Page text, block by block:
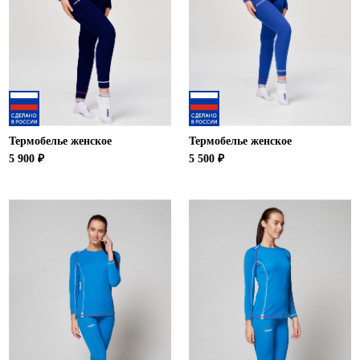
Новосибирская область (3)
Омская область (5)
Республика Башкортостан (3)
Республика Крым (1)
Республика Татарстан (2)
Ростовская область (2)
Самарская область (1)
Свердловская область (5)
Северная Осетия (2)
Смоленская область (1)
Ставропольский край (5)
Томская область (1)
Тульская область (1)
Тюменская область (3)
Термобелье женское
5 900 ₽
Термобелье женское
5 500 ₽